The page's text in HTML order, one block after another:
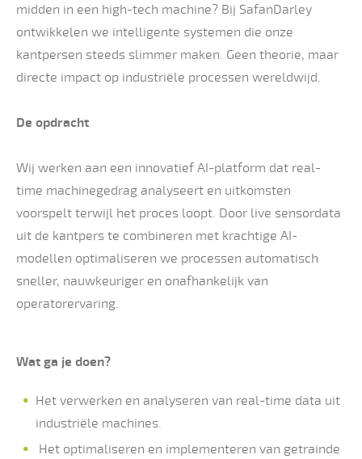
midden in een high-tech machine? Bij SafanDarley
ontwikkelen we intelligente systemen die onze
kantpersen steeds slimmer maken. Geen theorie, maar
directe impact op industriële processen wereldwijd.
De opdracht
Wij werken aan een innovatief AI-platform dat real-
time machinegedrag analyseert en uitkomsten
voorspelt terwijl het proces loopt. Door live sensordata
uit de kantpers te combineren met krachtige AI-
modellen optimaliseren we processen automatisch
sneller, nauwkeuriger en onafhankelijk van
operatorervaring.
Wat ga je doen?
Het verwerken en analyseren van real-time data uit
industriële machines.
Het optimaliseren en implementeren van getrainde